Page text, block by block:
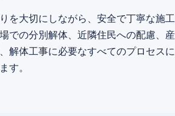
を大切にしながら、安全で丁寧な施工
での分別解体、近隣住民への配慮、産
解体工事に必要なすべてのプロセスに
す。